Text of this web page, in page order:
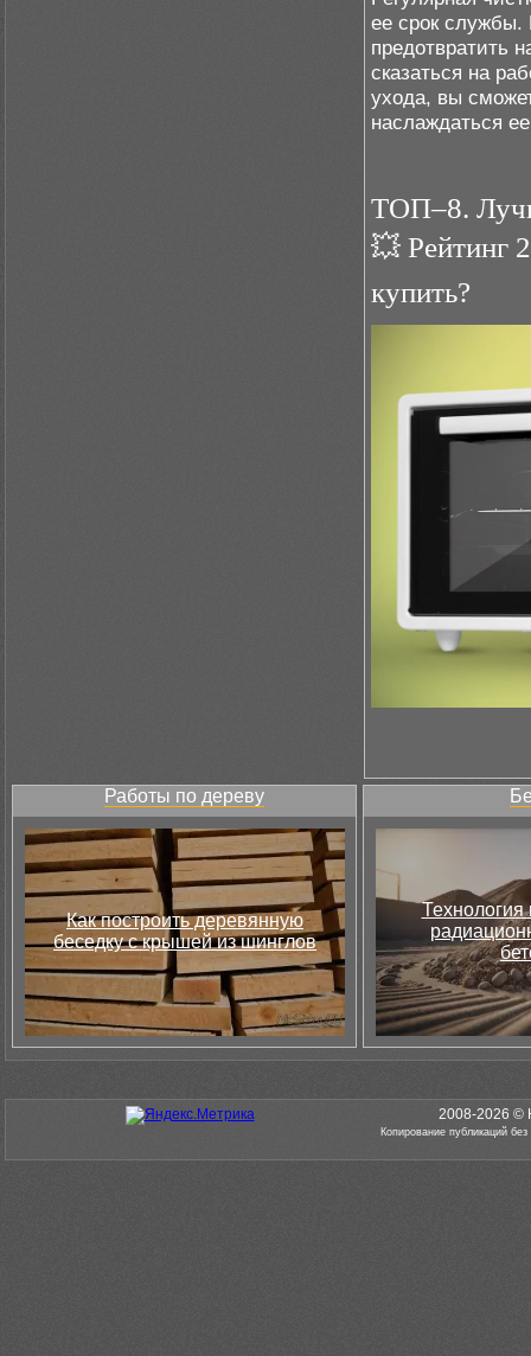
ее срок службы.
предотвратить
сказаться на
ухода, вы
наслаждаться
ТОП–8.
💥 Рейтинг
купить?
Работы по дереву
Как построить деревянную
беседку с крышей из шинглов
Технология
2008-2026 ©
Копирование публикаций